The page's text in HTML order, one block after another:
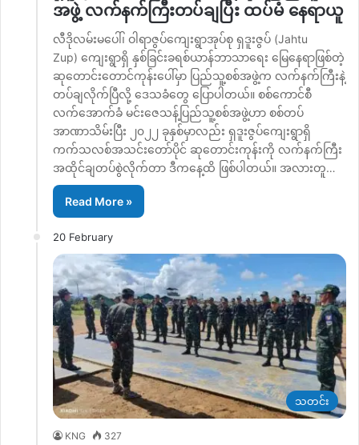
အဖွဲ့ လက်နက်ကြီးတပ်ချပြီး ထပ်မံ နေရာယူ
လီဒိုလမ်းမပေါ်၊ ဝါရာဇွပ်ကျေးရွာအုပ်စု ရှဒူးဇွပ် (Jahtu
Zup) ကျေးရွာရှိ နှစ်ခြင်းခရစ်ယာန်ဘာသာရေး မြေနေရာဖြစ်တဲ့
ဆုတောင်းတောင်ကုန်းပေါ်မှာ ပြည်သူ့စစ်အဖွဲ့က လက်နက်ကြီးနဲ့
တပ်ချလိုက်ပြီလို့ ဒေသခံတွေ ပြောပါတယ်။ စစ်ကောင်စီ
လက်အောက်ခံ မင်းဇေသန့်ပြည်သူ့စစ်အဖွဲ့ဟာ စစ်တပ်
အာဏာသိမ်းပြီး ၂၀၂၂ ခုနှစ်မှာလည်း ရှဒူးဇွပ်ကျေးရွာရှိ
ကက်သလစ်အသင်းတော်ပိုင် ဆုတောင်းကုန်းကို လက်နက်ကြီး
အထိုင်ချတပ်စွဲလိုက်တာ ဒီကနေ့ထိ ဖြစ်ပါတယ်။ အလားတူ…
Read More »
20 February
သတင်း
KNG 327